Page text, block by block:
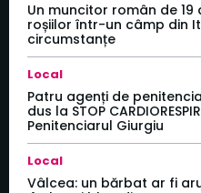
Un muncitor român de
roșiilor într-un câmp din
circumstanțe
Local
Patru agenți de
dus la STOP
Penitenciarul Giurgiu
Local
Vâlcea: un bărbat ar fi